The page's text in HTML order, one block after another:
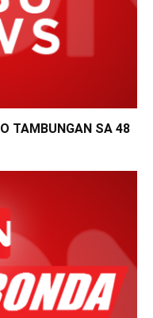
TAMBUNGAN SA 48